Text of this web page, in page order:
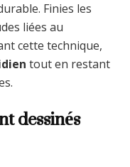
Finies les
liées au
cette technique,
tout en restant
dessinés